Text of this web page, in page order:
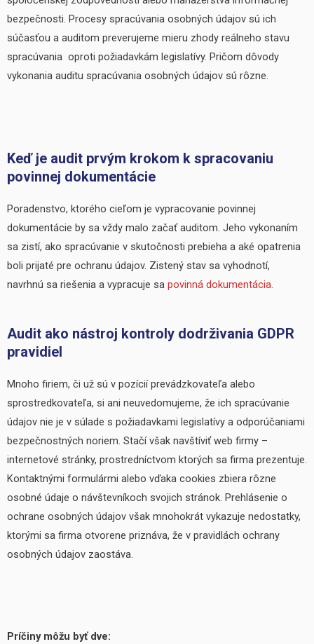
bezpečnosti. Procesy spracúvania osobných údajov sú ich
súčasťou a auditom preverujeme mieru zhody reálneho stavu
spracúvania oproti požiadavkám legislatívy. Pričom dôvody
vykonania auditu spracúvania osobných údajov sú rôzne.
Keď je audit prvým krokom k spracovaniu
povinnej dokumentácie
Poradenstvo, ktorého cieľom je vypracovanie povinnej
dokumentácie by sa vždy malo začať auditom. Jeho vykonaním
sa zistí, ako spracúvanie v skutočnosti prebieha a aké opatrenia
boli prijaté pre ochranu údajov. Zistený stav sa vyhodnotí,
navrhnú sa riešenia a vypracuje sa povinná dokumentácia.
Audit ako nástroj kontroly dodrživania GDPR
pravidiel
Mnoho firiem, či už sú v pozícií prevádzkovateľa alebo
sprostredkovateľa, si ani neuvedomujeme, že ich spracúvanie
údajov nie je v súlade s požiadavkami legislatívy a odporúčaniami
bezpečnostných noriem. Stačí však navštíviť web firmy –
internetové stránky, prostredníctvom ktorých sa firma prezentuje.
Kontaktnými formulármi alebo vďaka cookies zbiera rôzne
osobné údaje o návštevníkoch svojich stránok. Prehlásenie o
ochrane osobných údajov však mnohokrát vykazuje nedostatky,
ktorými sa firma otvorene priznáva, že v pravidlách ochrany
osobných údajov zaostáva.
Príčiny môžu byť dve: